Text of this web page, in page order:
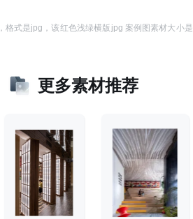
，格式是jpg ，该红色浅绿横版jpg 案例图素材大小是
更多素材推荐